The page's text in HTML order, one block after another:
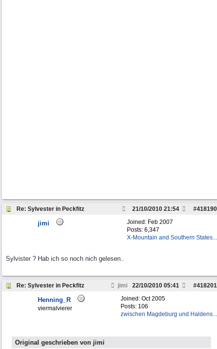
Re: Sylvester in Peckfitz #418190
21/10/2010 21:54
Joined: Feb 2007
Posts: 6,347
X-Mountain and Southern States...
jimi
Sylvister ? Hab ich so noch nich gelesen..
Re: Sylvester in Peckfitz jimi #418201
22/10/2010 05:41
Joined: Oct 2005
Posts: 106
zwischen Magdeburg und Haldens...
Henning_R
viermalvierer
Original geschrieben von jimi